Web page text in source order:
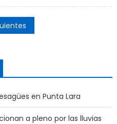
en Punta Lara
a pleno por las lluvias